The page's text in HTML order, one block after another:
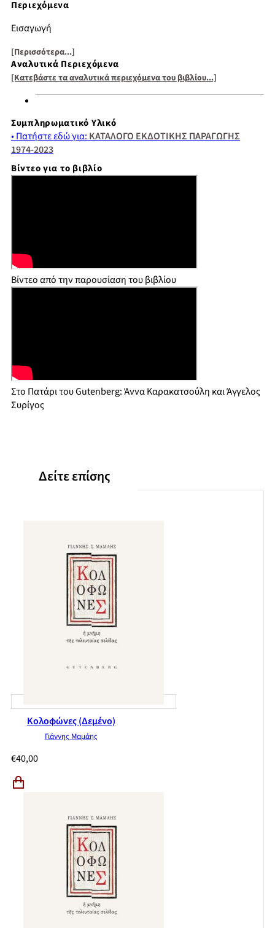
Περιεχόμενα
Εισαγωγή
Η νέα δεξιά
Τέσσερα κύματα
Η λόγια ελληνική παράδοση
Ακροδεξιοί σχηματισμοί και εκδοτική παραγωγή στη
Εκδοτική έκρηξη
«Η ιδεολογική ηγεμονία της δεξιάς είναι κοντά»
Μια σύνοψη και μερικά συμπεράσματα
Πηγές – βιβλιογραφία
[Περισσότερα...]
Αναλυτικά Περιεχόμενα
[Κατεβάστε τα αναλυτικά περιεχόμενα του βιβλίου...]
Συμπληρωματικό Υλικό
• Πατήστε εδώ για:ΚΑΤΑΛΟΓΟ ΕΚΔΟΤΙΚΗΣ ΠΑΡΑΓΩΓΗΣ
1974-2023
Βίντεο για το βιβλίο
Βίντεο από την παρουσίαση του βιβλίου
Στο Πατάρι του Gutenberg: Άννα Καρακατσούλη και Άγγελος
Συρίγος
Δείτε επίσης
Κολοφώνες (Δεμένο)
Γιάννης Μαμάης
€40,00